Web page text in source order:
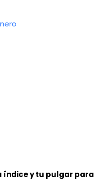
índice y tu pulgar para